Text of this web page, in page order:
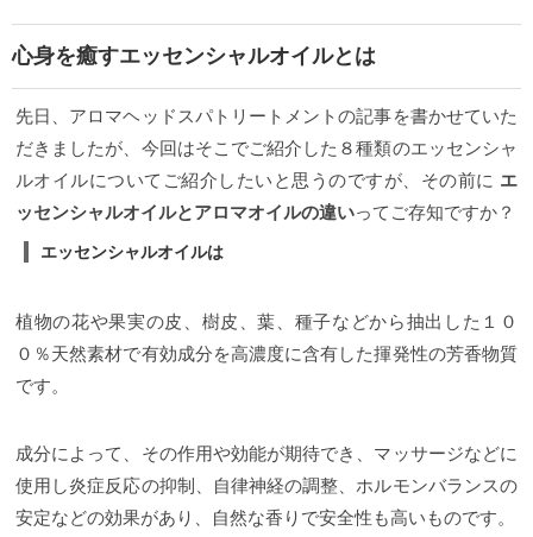
心身を癒すエッセンシャルオイルとは
先日、アロマヘッドスパトリートメントの記事を書かせていた
だきましたが、今回はそこでご紹介した８種類のエッセンシャ
ルオイルについてご紹介したいと思うのですが、その前に エ
ッセンシャルオイルとアロマオイルの違いってご存知ですか？
エッセンシャルオイルは
植物の花や果実の皮、樹皮、葉、種子などから抽出した１０
０％天然素材で有効成分を高濃度に含有した揮発性の芳香物質
です。
成分によって、その作用や効能が期待でき、マッサージなどに
使用し炎症反応の抑制、自律神経の調整、ホルモンバランスの
安定などの効果があり、自然な香りで安全性も高いものです。